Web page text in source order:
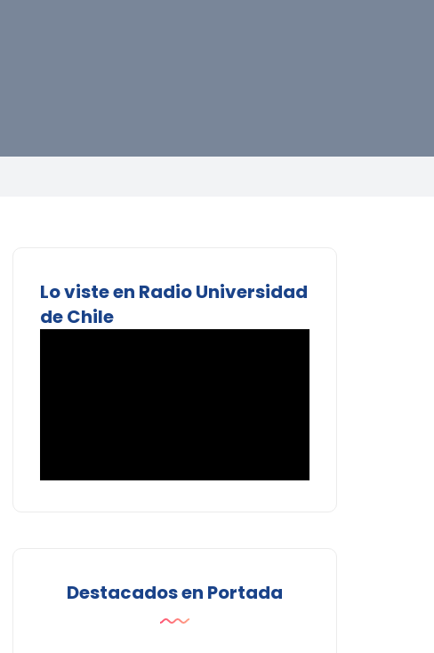
Lo viste en Radio Universidad
de Chile
Destacados en Portada